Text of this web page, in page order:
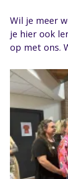
Wil je meer
je hier ook
op met ons.